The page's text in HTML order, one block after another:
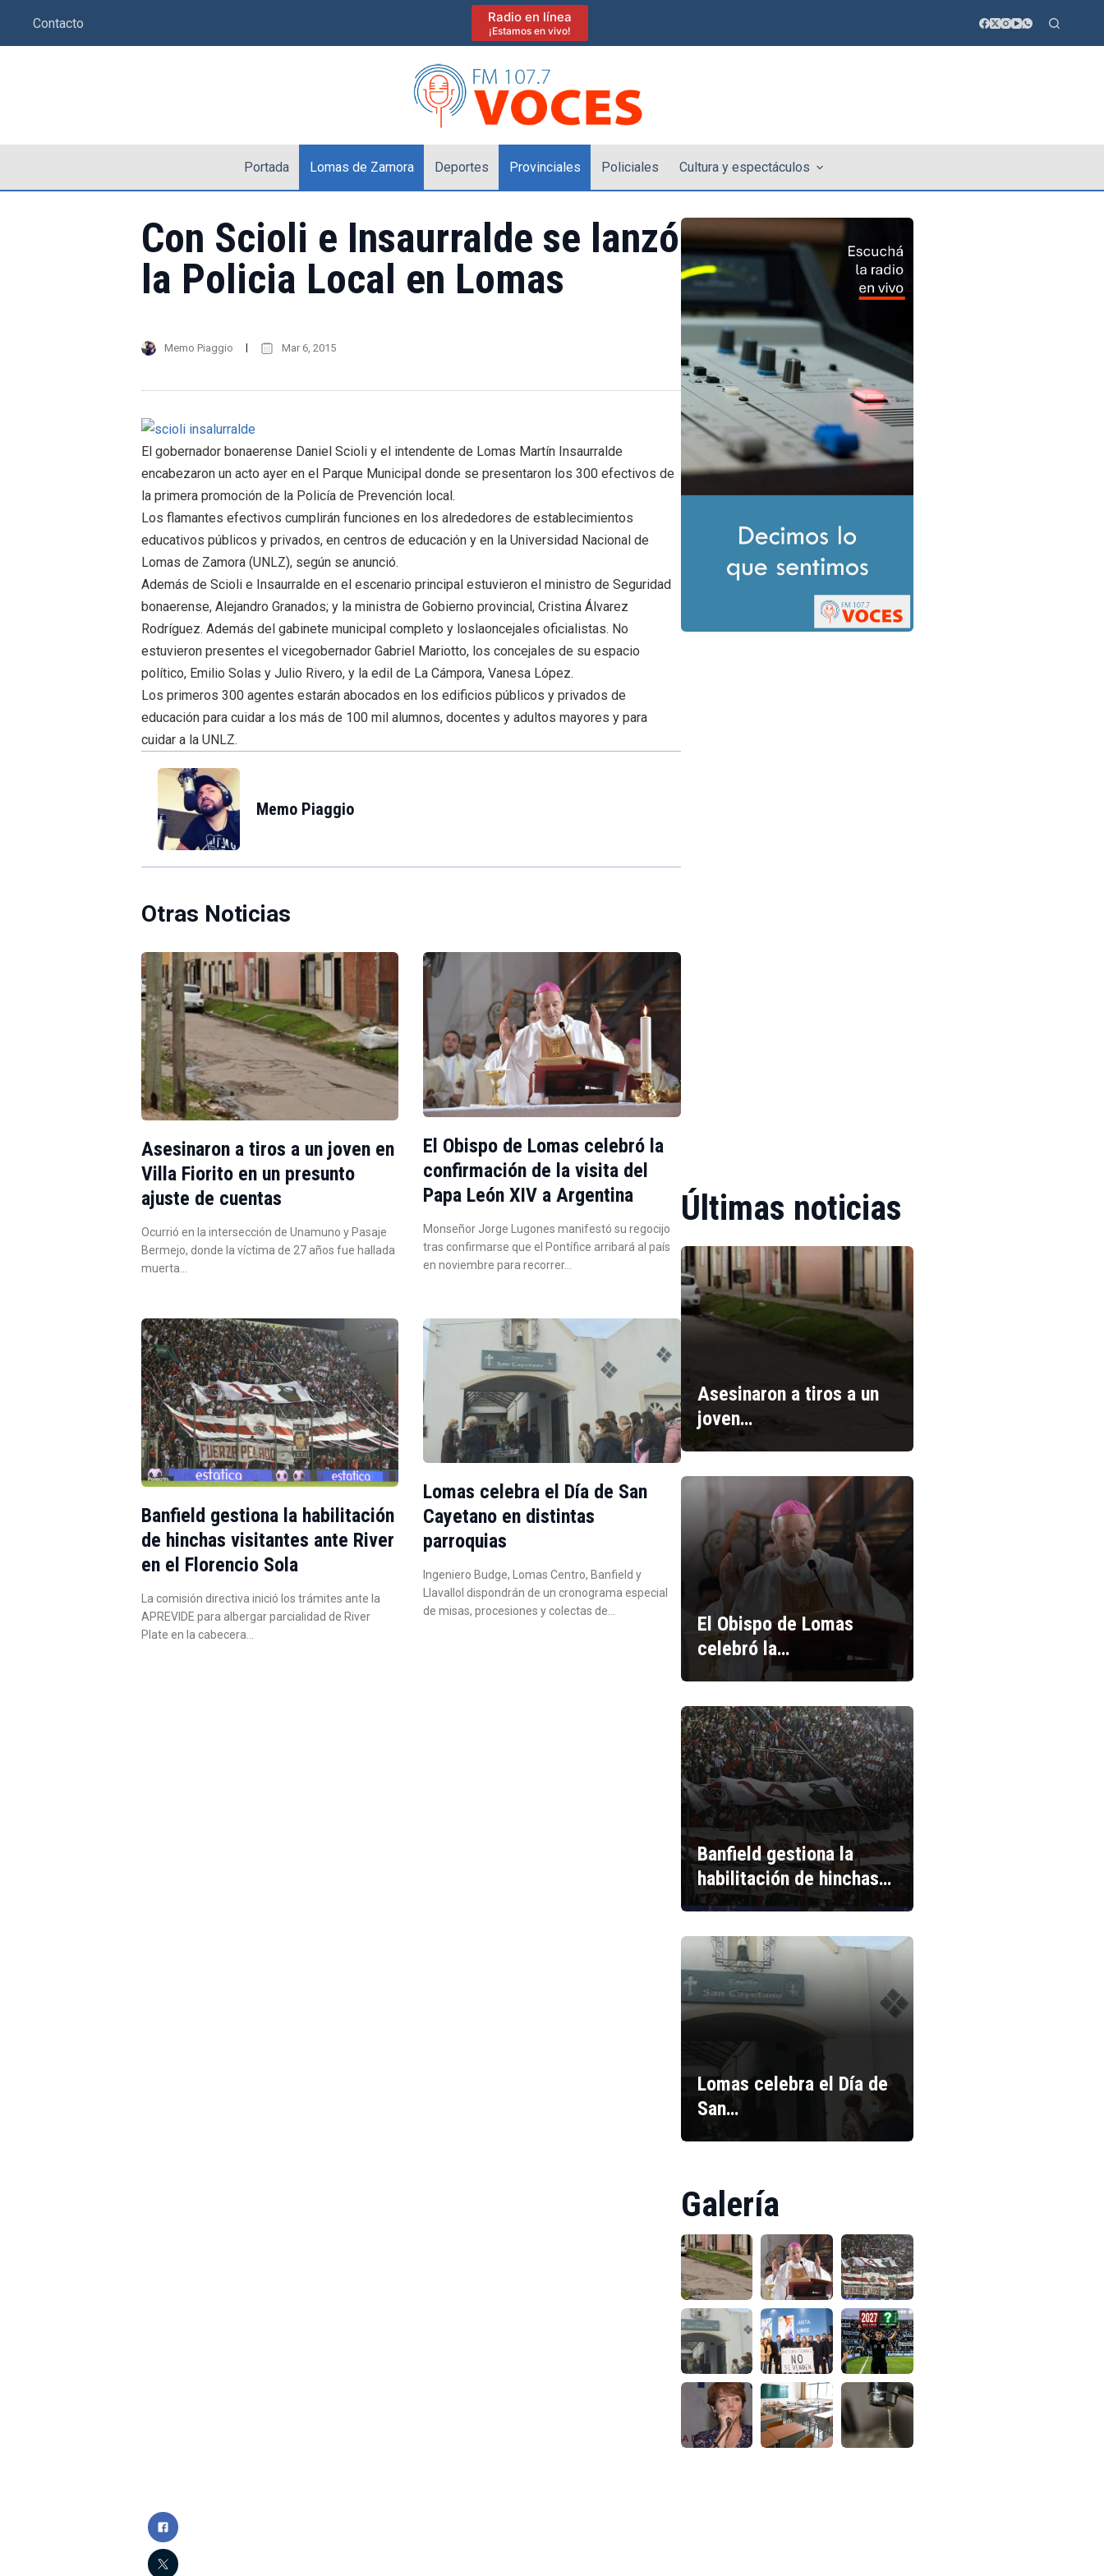
Contacto Radio en línea
¡Estamos en vivo!
Portada Lomas de Zamora Deportes Provinciales Policiales Cultura y espectáculos
Con Scioli e Insaurralde se lanzó
la Policia Local en Lomas
Memo Piaggio Mar 6, 2015
El gobernador bonaerense Daniel Scioli y el intendente de Lomas Martín Insaurralde
encabezaron un acto ayer en el Parque Municipal donde se presentaron los 300 efectivos de
la primera promoción de la Policía de Prevención local.
Los flamantes efectivos cumplirán funciones en los alrededores de establecimientos
educativos públicos y privados, en centros de educación y en la Universidad Nacional de
Lomas de Zamora (UNLZ), según se anunció.
Además de Scioli e Insaurralde en el escenario principal estuvieron el ministro de Seguridad
bonaerense, Alejandro Granados; y la ministra de Gobierno provincial, Cristina Álvarez
Rodríguez. Además del gabinete municipal completo y loslaoncejales oficialistas. No
estuvieron presentes el vicegobernador Gabriel Mariotto, los concejales de su espacio
político, Emilio Solas y Julio Rivero, y la edil de La Cámpora, Vanesa López.
Los primeros 300 agentes estarán abocados en los edificios públicos y privados de
educación para cuidar a los más de 100 mil alumnos, docentes y adultos mayores y para
cuidar a la UNLZ.
Memo Piaggio
Otras Noticias
Asesinaron a tiros a un joven en
Villa Fiorito en un presunto
ajuste de cuentas
Ocurrió en la intersección de Unamuno y Pasaje
Bermejo, donde la víctima de 27 años fue hallada
muerta…
El Obispo de Lomas celebró la
confirmación de la visita del
Papa León XIV a Argentina
Monseñor Jorge Lugones manifestó su regocijo
tras confirmarse que el Pontífice arribará al país
en noviembre para recorrer…
Banfield gestiona la habilitación
de hinchas visitantes ante River
en el Florencio Sola
La comisión directiva inició los trámites ante la
APREVIDE para albergar parcialidad de River
Plate en la cabecera…
Lomas celebra el Día de San
Cayetano en distintas
parroquias
Ingeniero Budge, Lomas Centro, Banfield y
Llavallol dispondrán de un cronograma especial
de misas, procesiones y colectas de…
Últimas noticias
Asesinaron a tiros a un
joven…
El Obispo de Lomas
celebró la…
Banfield gestiona la
habilitación de hinchas…
Lomas celebra el Día de
San…
Galería